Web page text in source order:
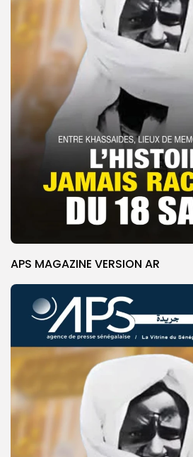
APS MAGAZINE VERSION AR